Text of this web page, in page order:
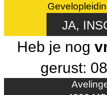
JA,
Heb je nog
gerust: